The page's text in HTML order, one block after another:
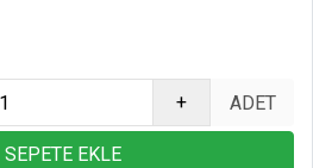
+
EKLE